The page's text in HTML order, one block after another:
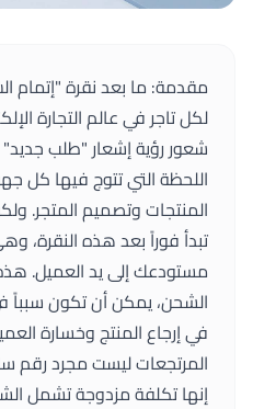
مقدمة: ما بعد نقرة "إتمام
لكل تاجر في عالم التجارة
شعور رؤية إشعار "طلب جديد"
اللحظة التي تتوج فيها كل
المنتجات وتصميم المتجر.
تبدأ فوراً بعد هذه النقرة،
مستودعك إلى يد العميل. هذه
الشحن، يمكن أن تكون سبباً
في إرجاع المنتج وخسارة
المرتجعات ليست مجرد رقم
إنها تكلفة مزدوجة تشمل